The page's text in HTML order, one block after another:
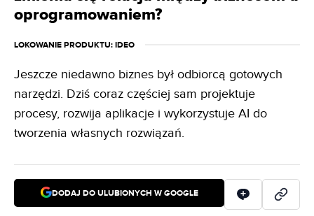
oprogramowaniem?
LOKOWANIE PRODUKTU: IDEO
Jeszcze niedawno biznes był odbiorcą gotowych
narzędzi. Dziś coraz częściej sam projektuje
procesy, rozwija aplikacje i wykorzystuje AI do
tworzenia własnych rozwiązań.
DODAJ DO ULUBIONYCH W GOOGLE